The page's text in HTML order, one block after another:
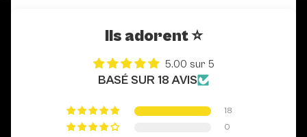
Ils adorent ⭐️
5.00 sur 5
BASÉ SUR 18 AVIS
18
0